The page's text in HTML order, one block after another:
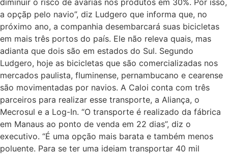
diminuir o risco de avarias nos produtos em 30%. Por isso,
a opçãp pelo navio”, diz Ludgero que informa que, no
próximo ano, a companhia desembarcará suas bicicletas
em mais três portos do país. Ele não releva quais, mas
adianta que dois são em estados do Sul. Segundo
Ludgero, hoje as bicicletas que são comercializadas nos
mercados paulista, fluminense, pernambucano e cearense
são movimentadas por navios. A Caloi conta com três
parceiros para realizar esse transporte, a Aliança, o
Mecrosul e a Log-In. “O transporte é realizado da fábrica
em Manaus ao ponto de venda em 22 dias”, diz o
executivo. “É uma opção mais barata e também menos
poluente. Para se ter uma ideiam transportar 40 mil